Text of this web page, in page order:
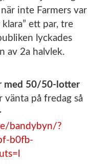
inte Farmers var
klara” ett par, tre
lyckades
av 2a halvlek.
med 50/50-lotter
vänta på fredag så
bandybyn/?
b0fb-